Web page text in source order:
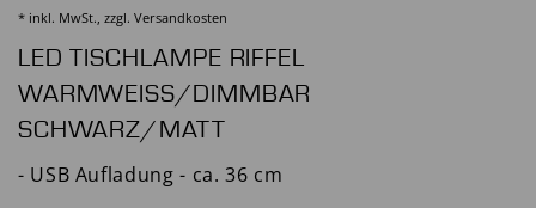
* inkl. MwSt., zzgl. Versandkosten
LED TISCHLAMPE RIFFEL
WARMWEISS/DIMMBAR S
CHWARZ/MATT
- USB Aufladung - ca. 36 cm